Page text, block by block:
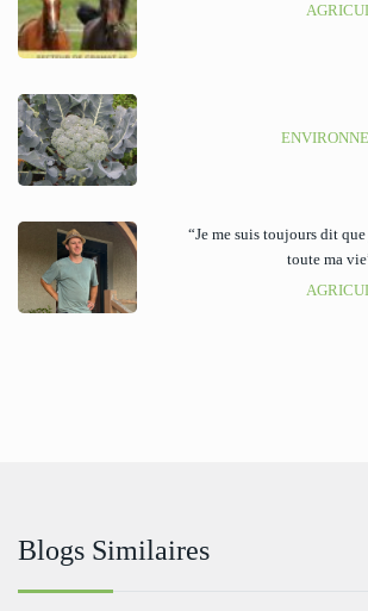
“Je me suis toujours dit
toute ma
Blogs Similaires